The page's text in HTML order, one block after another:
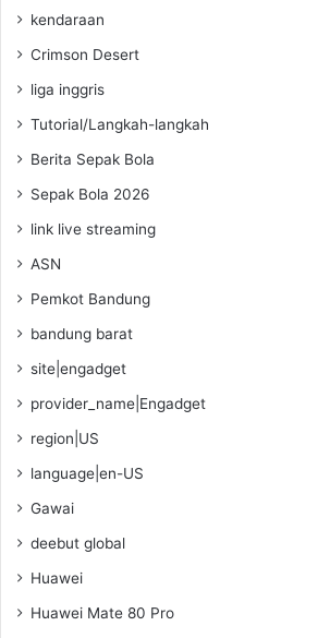
kendaraan
Crimson Desert
liga inggris
Tutorial/Langkah-langkah
Berita Sepak Bola
Sepak Bola 2026
link live streaming
ASN
Pemkot Bandung
bandung barat
site|engadget
provider_name|Engadget
region|US
language|en-US
Gawai
deebut global
Huawei
Huawei Mate 80 Pro